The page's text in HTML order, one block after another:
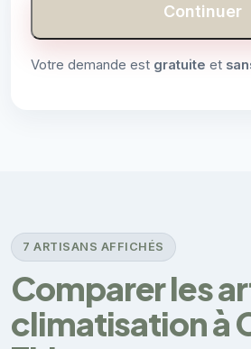
Continuer
Votre demande est gratuite et
7 ARTISANS AFFICHÉS
Comparer les
climatisation à